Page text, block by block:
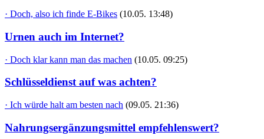
· Doch, also ich finde E-Bikes (10.05. 13:48)
Urnen auch im Internet?
· Doch klar kann man das machen (10.05. 09:25)
Schlüsseldienst auf was achten?
· Ich würde halt am besten nach (09.05. 21:36)
Nahrungsergänzungsmittel empfehlenswert?